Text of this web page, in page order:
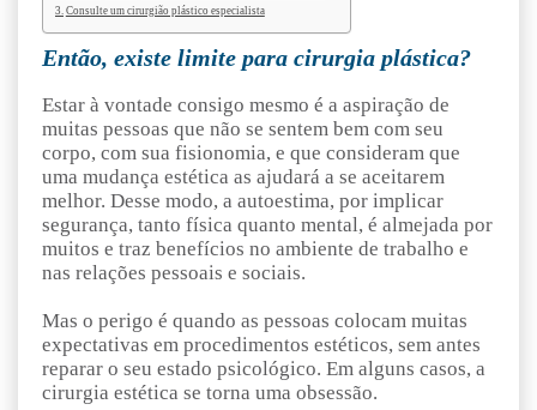
Consulte um cirurgião plástico especialista
Então, existe limite para cirurgia plástica?
Estar à vontade consigo mesmo é a aspiração de
muitas pessoas que não se sentem bem com seu
corpo, com sua fisionomia, e que consideram que
uma mudança estética as ajudará a se aceitarem
melhor. Desse modo, a autoestima, por implicar
segurança, tanto física quanto mental, é almejada por
muitos e traz benefícios no ambiente de trabalho e
nas relações pessoais e sociais.
Mas o perigo é quando as pessoas colocam muitas
expectativas em procedimentos estéticos, sem antes
reparar o seu estado psicológico. Em alguns casos, a
cirurgia estética se torna uma obsessão.